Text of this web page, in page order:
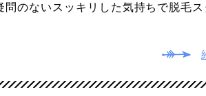
のないスッキリした気持ちで脱毛ス